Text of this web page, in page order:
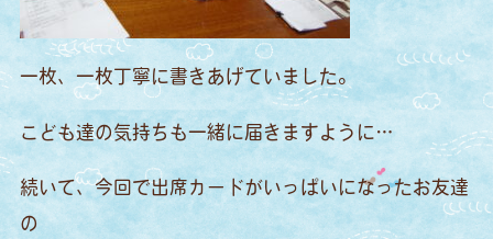
一枚、一枚丁寧に書きあげていました。
こども達の気持ちも一緒に届きますように…
続いて、今回で出席カードがいっぱいになったお友達
の